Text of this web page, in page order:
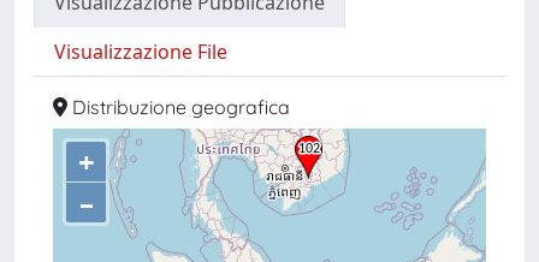
Visualizzazione File
Distribuzione geografica
+
–